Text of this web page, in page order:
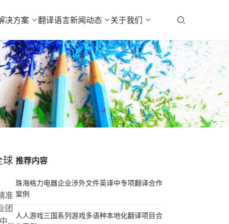
决方案 翻译语言新闻动态 关于我们
球
准
团
企
推荐内容
珠海格力电器企业涉外文件英译中专项翻译合作
案例
人人游戏三国系列游戏多语种本地化翻译项目合